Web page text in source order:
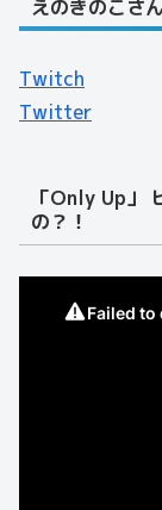
えのきのこさん
Twitch
Twitter
「Only Up」
の？！